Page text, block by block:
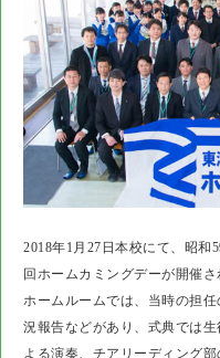
2018年1月27日本校にて、昭和
回ホームカミングデーが開催さ
ホームルームでは、当時の担
況報告などがあり、式典では
よる演奏、チアリーディング